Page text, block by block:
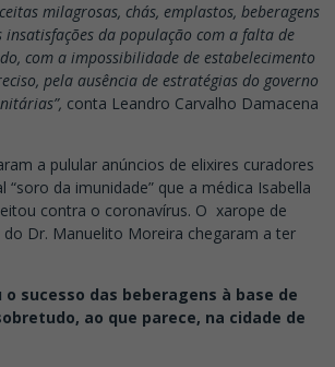
milagrosas, chás, emplastos, beberagens
insatisfações da população com a falta de
com a impossibilidade de estabelecimento
pela ausência de estratégias do governo
conta Leandro Carvalho Damacena
a pulular anúncios de elixires curadores
“soro da imunidade” que a médica Isabella
contra o coronavírus. O xarope de
do Dr. Manuelito Moreira chegaram a ter
o sucesso das beberagens à base de
ao que parece, na cidade de